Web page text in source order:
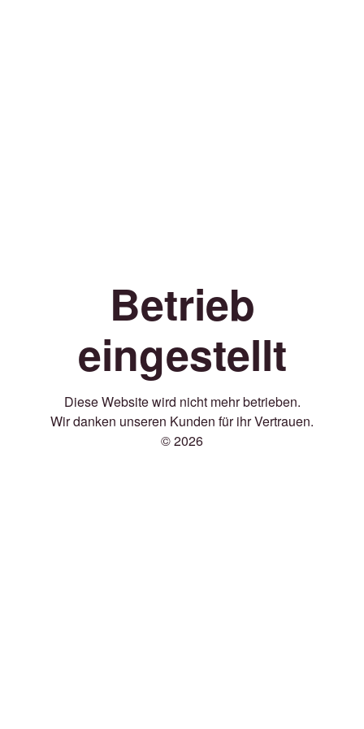
Betrieb
eingestellt
Diese Website wird nicht mehr betrieben.
Wir danken unseren Kunden für ihr Vertrauen.
© 2026